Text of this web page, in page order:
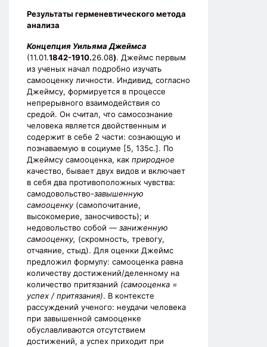
Результаты герменевтического метода
анализа
Концепция Уильяма Джеймса
(11.01.1842-1910.26.08). Джеймс первым
из ученых начал подробно изучать
самооценку личности. Индивид, согласно
Джеймсу, формируется в процессе
непрерывного взаимодействия со
средой. Он считал, что самосознание
человека является двойственным и
содержит в себе 2 части: сознающую и
познаваемую в социуме [5, 135с.]. По
Джеймсу самооценка, как природное
качество, бывает двух видов и включает
в себя два противоположных чувства:
самодовольство-завышенную
самооценку(самопочитание,
высокомерие, заносчивость); и
недовольство собой — заниженную
самооценку, (скромность, тревогу,
отчаяние, стыд). Для оценки Джеймс
предложил формулу: самооценка равна
количеству достижений/деленному на
количество притязаний (самооценка =
успех / притязания). В контексте
рассуждений ученого: неудачи человека
при завышенной самооценке
обуславливаются отсутствием
достижений, а успех приходит при